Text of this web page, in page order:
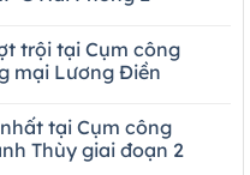
trội tại Cụm công
mại Lương Điền
tại Cụm công
Thùy giai đoạn 2